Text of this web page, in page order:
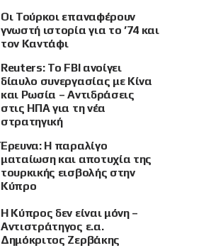
Οι Τούρκοι επαναφέρουν
γνωστή ιστορία για το ’74 και
τον Καντάφι
Reuters: Το FBI ανοίγει
δίαυλο συνεργασίας με Κίνα
και Ρωσία – Αντιδράσεις
στις ΗΠΑ για τη νέα
στρατηγική
Έρευνα: Η παραλίγο
ματαίωση και αποτυχία της
τουρκικής εισβολής στην
Κύπρο
Η Κύπρος δεν είναι μόνη –
Αντιστράτηγος ε.α.
Δημόκριτος Ζερβάκης